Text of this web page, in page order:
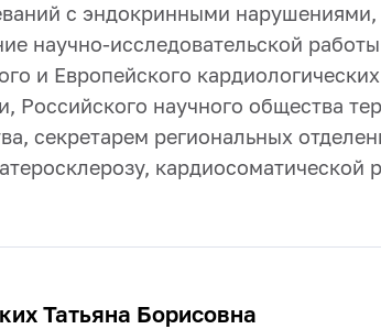
с эндокринными
научно-исследовательской
и Европейского
Российского научного общества
секретарем региональных
Татьяна Борисовна